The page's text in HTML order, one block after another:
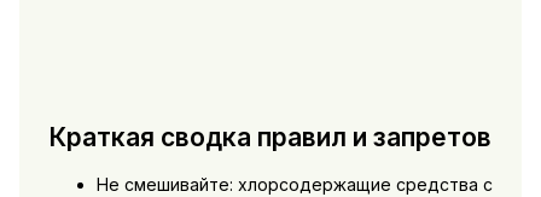
Краткая сводка правил и запретов
Не смешивайте: хлорсодержащие средства с